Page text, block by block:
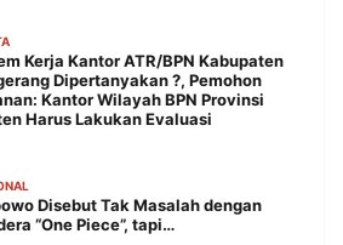
Kerja Kantor ATR/BPN Kabupaten
Dipertanyakan ?, Pemohon
Kantor Wilayah BPN Provinsi
Harus Lakukan Evaluasi
Disebut Tak Masalah dengan
“One Piece”, tapi…